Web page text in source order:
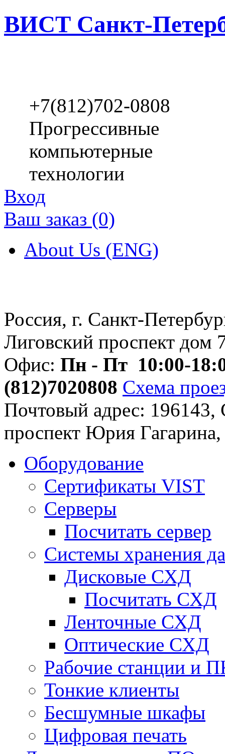
ВИСТ Санкт-
+7(812)702-0808
Прогрессивные
компьютерные
технологии
Вход
Ваш заказ (0)
About Us (ENG)
Россия, г. Санкт-
Лиговский проспект дом
Офис: Пн - Пт 10:00-
(812)7020808 Схема
Почтовый адрес: 196143,
проспект Юрия
Оборудование
Сертификаты VIST
Серверы
Посчитать сервер
Системы хранения
Дисковые СХД
Посчитать СХД
Ленточные СХД
Оптические СХД
Рабочие станции и
Тонкие клиенты
Бесшумные шкафы
Цифровая печать